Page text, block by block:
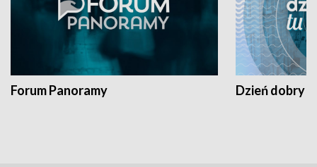
Forum Panoramy Dzień dobry